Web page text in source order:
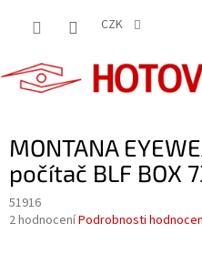
CZK
MONTANA
počítač BLF BOX
51916
Průměrné
2 hodnoceníPodrobnosti